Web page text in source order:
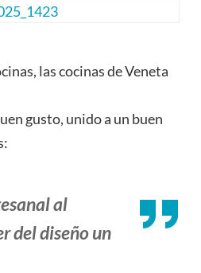
las cocinas de Veneta
gusto, unido a un buen
al
del diseño un